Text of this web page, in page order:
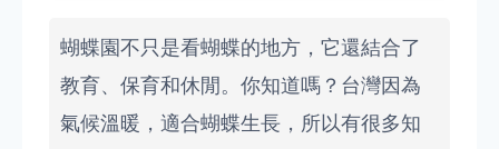
蝴蝶園不只是看蝴蝶的地方，它還結合了
教育、保育和休閒。你知道嗎？台灣因為
氣候溫暖，適合蝴蝶生長，所以有很多知